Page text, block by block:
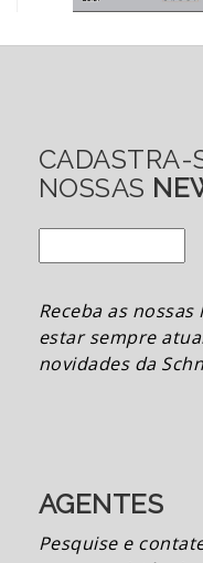
CADASTRA-
NOSSAS
Receba as nossas
estar sempre
novidades da
AGENTES
Pesquise e